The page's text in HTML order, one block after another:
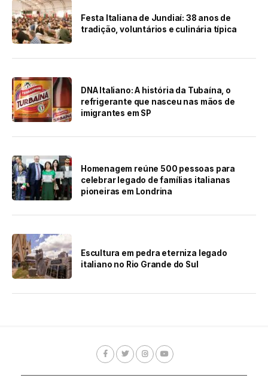
Festa Italiana de Jundiaí: 38 anos de
tradição, voluntários e culinária típica
DNA Italiano: A história da Tubaína, o
refrigerante que nasceu nas mãos de
imigrantes em SP
Homenagem reúne 500 pessoas para
celebrar legado de famílias italianas
pioneiras em Londrina
Escultura em pedra eterniza legado
italiano no Rio Grande do Sul